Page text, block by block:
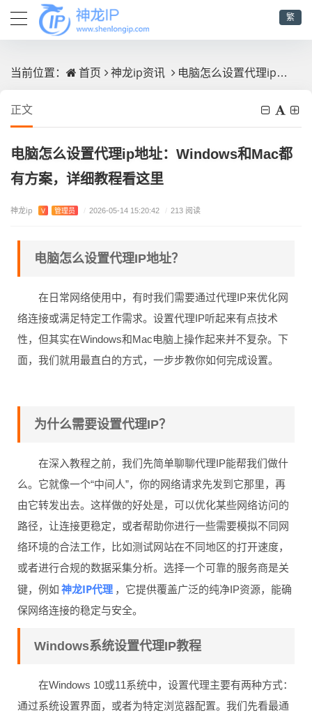
繁
当前位置： 首页 神龙ip资讯 电脑怎么设置代理ip地址：Windows和Mac都有方案，详细教程看这里
正文
电脑怎么设置代理ip地址：Windows和Mac都
有方案，详细教程看这里
神龙ip V 管理员 / 2026-05-14 15:20:42 / 213 阅读
电脑怎么设置代理IP地址？
在日常网络使用中，有时我们需要通过代理IP来优化网
络连接或满足特定工作需求。设置代理IP听起来有点技术
性，但其实在Windows和Mac电脑上操作起来并不复杂。下
面，我们就用最直白的方式，一步步教你如何完成设置。
为什么需要设置代理IP？
在深入教程之前，我们先简单聊聊代理IP能帮我们做什
么。它就像一个“中间人”，你的网络请求先发到它那里，再
由它转发出去。这样做的好处是，可以优化某些网络访问的
路径，让连接更稳定，或者帮助你进行一些需要模拟不同网
络环境的合法工作，比如测试网站在不同地区的打开速度，
或者进行合规的数据采集分析。选择一个可靠的服务商是关
键，例如 神龙IP代理 ，它提供覆盖广泛的纯净IP资源，能确
保网络连接的稳定与安全。
Windows系统设置代理IP教程
在Windows 10或11系统中，设置代理主要有两种方式：
通过系统设置界面，或者为特定浏览器配置。我们先看最通